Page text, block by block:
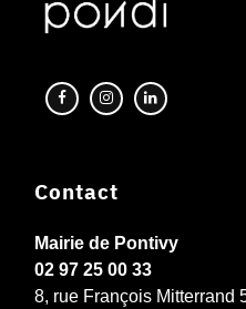
Contact
Mairie de Pontivy
02 97 25 00 33
8, rue François Mitterrand